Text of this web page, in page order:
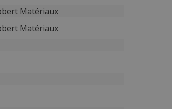
Matériaux
Matériaux